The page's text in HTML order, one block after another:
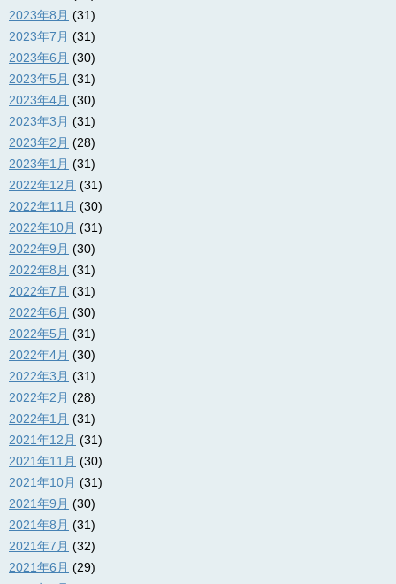
2023年8月 (31)
2023年7月 (31)
2023年6月 (30)
2023年5月 (31)
2023年4月 (30)
2023年3月 (31)
2023年2月 (28)
2023年1月 (31)
2022年12月 (31)
2022年11月 (30)
2022年10月 (31)
2022年9月 (30)
2022年8月 (31)
2022年7月 (31)
2022年6月 (30)
2022年5月 (31)
2022年4月 (30)
2022年3月 (31)
2022年2月 (28)
2022年1月 (31)
2021年12月 (31)
2021年11月 (30)
2021年10月 (31)
2021年9月 (30)
2021年8月 (31)
2021年7月 (32)
2021年6月 (29)